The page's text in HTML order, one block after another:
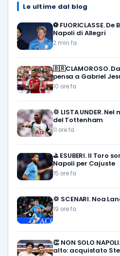
Le ultime dal blog
⚽️ FUORICLASSE.
Napoli di Allegri
2 min fa
🇧🇷CLAMOROSO.
pensa a Gabriel
10 ore fa
💢 LISTA UNDER.
del Tottenham
11 ore fa
⛳ ESUBERI. Il Toro
Napoli per Cajuste
15 ore fa
💢 SCENARI. Noa
19 ore fa
👏 NON SOLO
alto: acquistato